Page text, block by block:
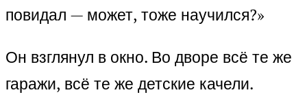
повидал — может, тоже научился?»
Он взглянул в окно. Во дворе всё те же
гаражи, всё те же детские качели.